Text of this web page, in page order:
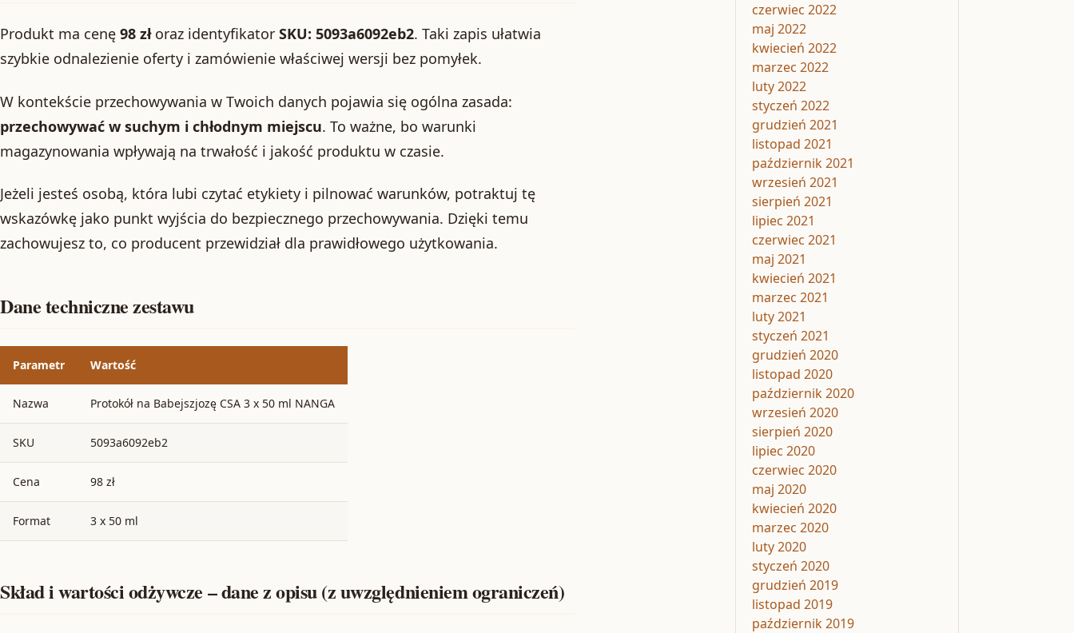
Produkt ma cenę 98 złoraz identyfikator SKU: 5093a6092eb2. Taki zapis ułatwia
szybkie odnalezienie oferty i zamówienie właściwej wersji bez pomyłek.
W kontekście przechowywania w Twoich danych pojawia się ogólna zasada:
przechowywać w suchym i chłodnym miejscu. To ważne, bo warunki
magazynowania wpływają na trwałość i jakość produktu w czasie.
Jeżeli jesteś osobą, która lubi czytać etykiety i pilnować warunków, potraktuj tę
wskazówkę jako punkt wyjścia do bezpiecznego przechowywania. Dzięki temu
zachowujesz to, co producent przewidział dla prawidłowego użytkowania.
Dane techniczne zestawu
Parametr Wartość
Nazwa Protokół na Babejszjozę CSA 3 x 50 ml NANGA
SKU 5093a6092eb2
Cena 98 zł
Format 3 x 50 ml
Skład i wartości odżywcze – dane z opisu (z uwzględnieniem ograniczeń)
czerwiec 2022
maj 2022
kwiecień 2022
marzec 2022
luty 2022
styczeń 2022
grudzień 2021
listopad 2021
październik 2021
wrzesień 2021
sierpień 2021
lipiec 2021
czerwiec 2021
maj 2021
kwiecień 2021
marzec 2021
luty 2021
styczeń 2021
grudzień 2020
listopad 2020
październik 2020
wrzesień 2020
sierpień 2020
lipiec 2020
czerwiec 2020
maj 2020
kwiecień 2020
marzec 2020
luty 2020
styczeń 2020
grudzień 2019
listopad 2019
październik 2019